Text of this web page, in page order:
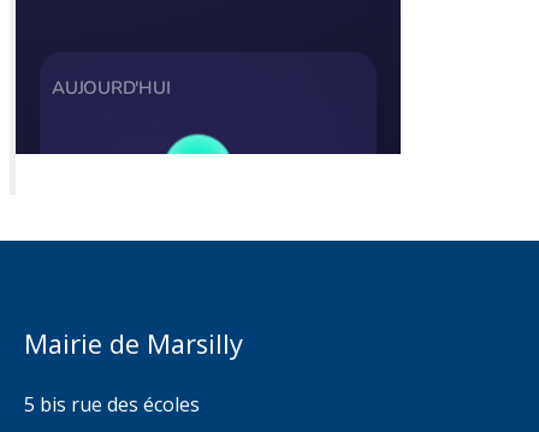
Mairie de Marsilly
5 bis rue des écoles